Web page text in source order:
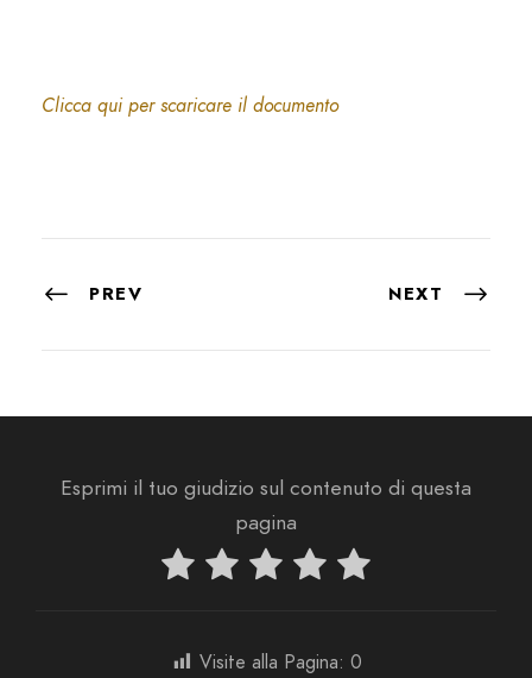
Clicca qui per scaricare il documento
PREV NEXT
Esprimi il tuo giudizio sul contenuto di questa
pagina
Visite alla Pagina: 0